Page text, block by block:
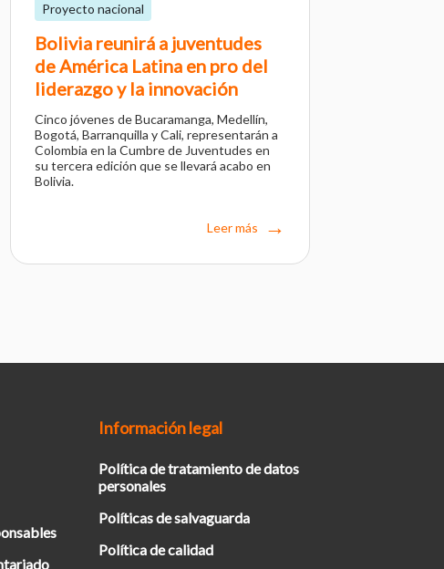
Proyecto nacional
Bolivia reunirá a juventudes
de América Latina en pro del
liderazgo y la innovación
Cinco jóvenes de Bucaramanga, Medellín,
Bogotá, Barranquilla y Cali, representarán a
Colombia en la Cumbre de Juventudes en
su tercera edición que se llevará acabo en
Bolivia.
Leer más
Información legal
Política de tratamiento de datos
personales
Políticas de salvaguarda
Política de calidad